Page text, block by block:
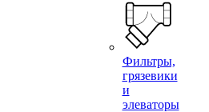
Фильтры,
грязевики
и
элеваторы